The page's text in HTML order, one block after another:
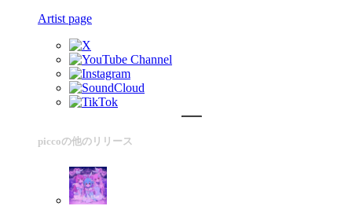
Artist page
piccoの他のリリース